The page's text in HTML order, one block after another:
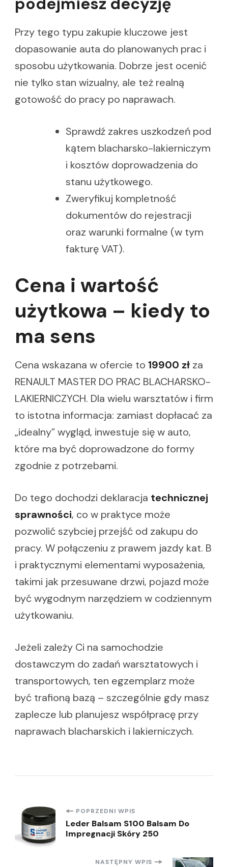
Przy tego typu zakupie kluczowe jest
dopasowanie auta do planowanych prac i
sposobu użytkowania. Dobrze jest ocenić
nie tylko stan wizualny, ale też realną
gotowość do pracy po naprawach.
Sprawdź zakres uszkodzeń pod
kątem blacharsko-lakierniczym
i kosztów doprowadzenia do
stanu użytkowego.
Zweryfikuj kompletność
dokumentów do rejestracji
oraz warunki formalne (w tym
fakturę VAT).
Cena i wartość
użytkowa – kiedy to
ma sens
Cena wskazana w ofercie to 19900 zł za
RENAULT MASTER DO PRAC BLACHARSKO-
LAKIERNICZYCH. Dla wielu warsztatów i firm
to istotna informacja: zamiast dopłacać za
„idealny” wygląd, inwestuje się w auto,
które ma być doprowadzone do formy
zgodnie z potrzebami.
Do tego dochodzi deklaracja technicznej
sprawności, co w praktyce może
pozwolić szybciej przejść od zakupu do
pracy. W połączeniu z prawem jazdy kat. B
i praktycznymi elementami wyposażenia,
takimi jak przesuwane drzwi, pojazd może
być wygodnym narzędziem w codziennym
użytkowaniu.
Jeżeli zależy Ci na samochodzie
dostawczym do zadań warsztatowych i
transportowych, ten egzemplarz może
być trafioną bazą – szczególnie gdy masz
zaplecze lub planujesz współpracę przy
naprawach blacharskich i lakierniczych.
Nawigacja
wpisu
POPRZEDNI WPIS
Leder Balsam S100 Balsam Do
Impregnacji Skóry 250
NASTĘPNY WPIS